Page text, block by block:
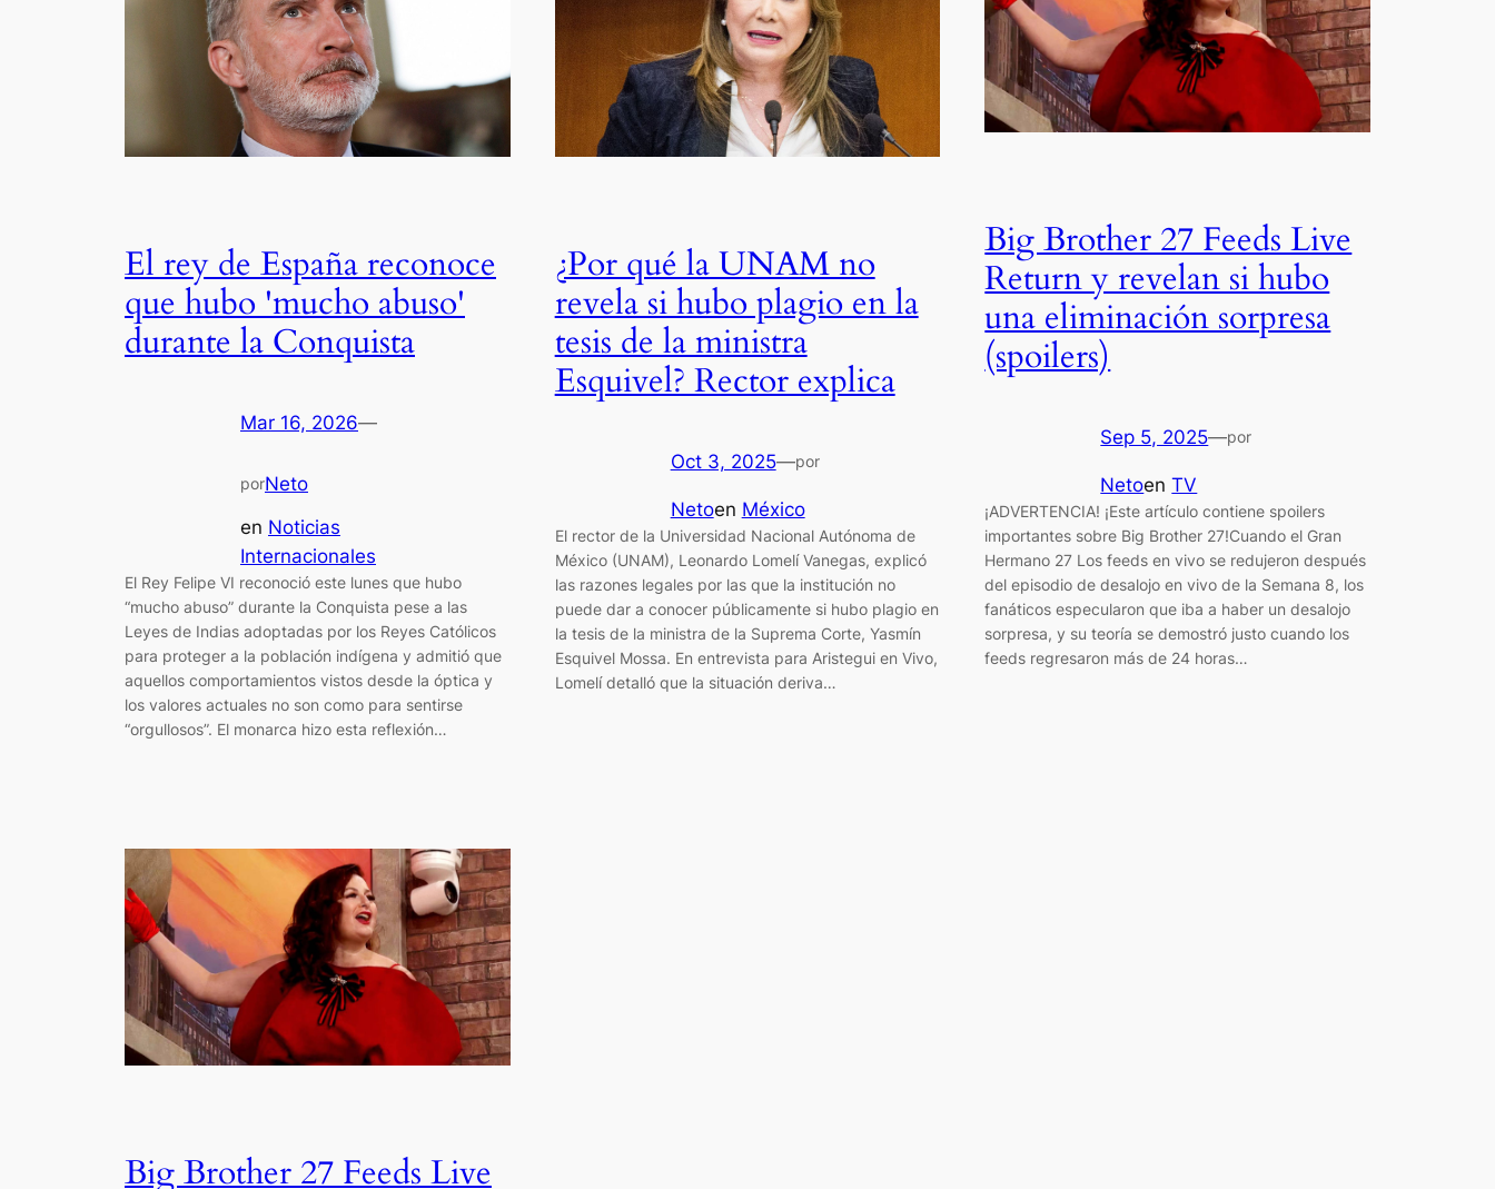
El rey de España reconoce
que hubo 'mucho abuso'
durante la Conquista
Mar 16, 2026—
porNeto
en Noticias
Internacionales
El Rey Felipe VI reconoció este lunes que hubo
“mucho abuso” durante la Conquista pese a las
Leyes de Indias adoptadas por los Reyes Católicos
para proteger a la población indígena y admitió que
aquellos comportamientos vistos desde la óptica y
los valores actuales no son como para sentirse
“orgullosos”. El monarca hizo esta reflexión…
¿Por qué la UNAM no
revela si hubo plagio en la
tesis de la ministra
Esquivel? Rector explica
Oct 3, 2025—por
Netoen México
El rector de la Universidad Nacional Autónoma de
México (UNAM), Leonardo Lomelí Vanegas, explicó
las razones legales por las que la institución no
puede dar a conocer públicamente si hubo plagio en
la tesis de la ministra de la Suprema Corte, Yasmín
Esquivel Mossa. En entrevista para Aristegui en Vivo,
Lomelí detalló que la situación deriva…
Big Brother 27 Feeds Live
Return y revelan si hubo
una eliminación sorpresa
(spoilers)
Sep 5, 2025—por
NetoenTV
¡ADVERTENCIA! ¡Este artículo contiene spoilers
importantes sobre Big Brother 27!Cuando el Gran
Hermano 27 Los feeds en vivo se redujeron después
del episodio de desalojo en vivo de la Semana 8, los
fanáticos especularon que iba a haber un desalojo
sorpresa, y su teoría se demostró justo cuando los
feeds regresaron más de 24 horas…
Big Brother 27 Feeds Live